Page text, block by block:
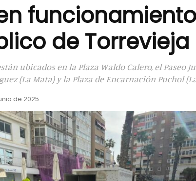
de Torrevieja
ubicados en la Plaza Waldo Calero, el Paseo
(La Mata) y la Plaza de Encarnación Puchol
de 2025